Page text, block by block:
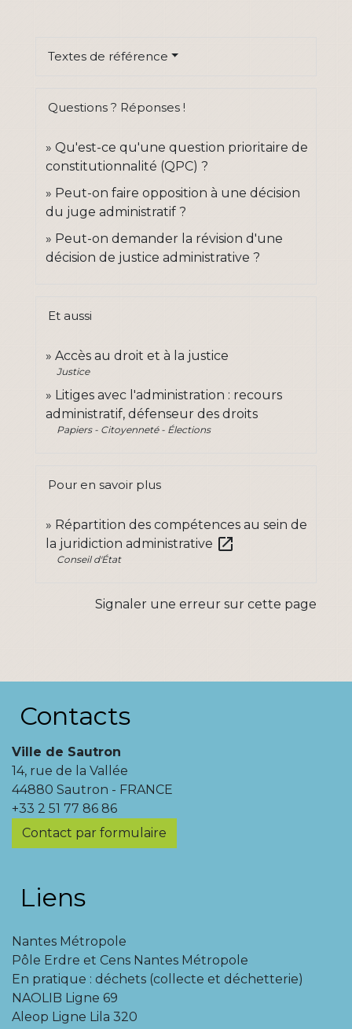
Textes de référence
Questions ? Réponses !
Qu'est-ce qu'une question prioritaire de
constitutionnalité (QPC) ?
Peut-on faire opposition à une décision
du juge administratif ?
Peut-on demander la révision d'une
décision de justice administrative ?
Et aussi
Accès au droit et à la justice
Justice
Litiges avec l'administration : recours
administratif, défenseur des droits
Papiers - Citoyenneté - Élections
Pour en savoir plus
Répartition des compétences au sein de
la juridiction administrative open_in_new
Conseil d'État
Signaler une erreur sur cette page
Contacts
Ville de Sautron
14, rue de la Vallée
44880 Sautron - FRANCE
+33 2 51 77 86 86
Contact par formulaire
Liens
Nantes Métropole
Pôle Erdre et Cens Nantes Métropole
En pratique : déchets (collecte et déchetterie)
NAOLIB Ligne 69
Aleop Ligne Lila 320